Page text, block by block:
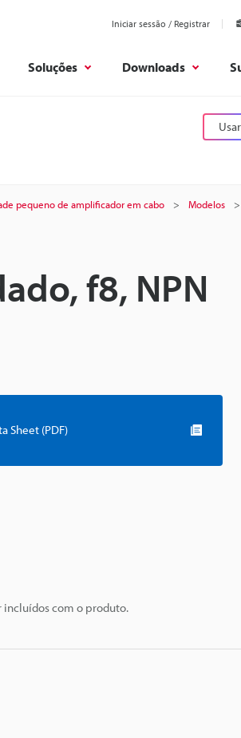
Iniciar sessão / Registrar
Soluções Downloads
pequeno de amplificador em cabo Modelos
f8, NPN
incluídos com o produto.
Sheet (PDF)